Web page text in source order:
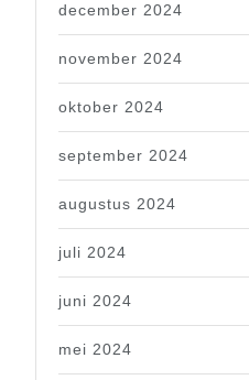
december 2024
november 2024
oktober 2024
september 2024
augustus 2024
juli 2024
juni 2024
mei 2024